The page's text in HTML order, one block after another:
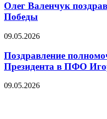
Олег Валенчук
Победы
09.05.2026
Поздравление
Президента в ПФО
09.05.2026